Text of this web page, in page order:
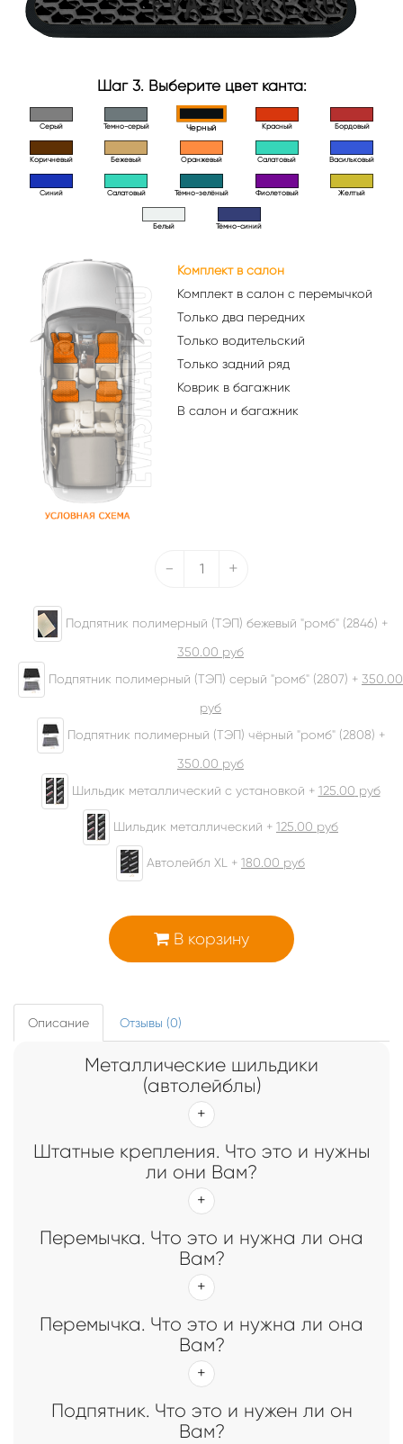
Шаг 3. Выберите цвет канта:
Серый Темно-серый Черный Красный Бордовый
Коричневый Бежевый Оранжевый Салатовый Васильковый
Синий Салатовый Тёмно-зелёный Фиолетовый Желтый
Белый Тёмно-синий
Комплект в салон
Комплект в салон с перемычкой
Только два передних
Только водительский
Только задний ряд
Коврик в багажник
В салон и багажник
- +
Подпятник полимерный (ТЭП) бежевый "ромб" (2846) +
350.00 руб
Подпятник полимерный (ТЭП) серый "ромб" (2807) + 350.00
руб
Подпятник полимерный (ТЭП) чёрный "ромб" (2808) +
350.00 руб
Шильдик металлический с установкой + 125.00 руб
Шильдик металлический + 125.00 руб
Автолейбл XL + 180.00 руб
В корзину
Описание Отзывы (0)
Металлические шильдики
(автолейблы)
Штатные крепления. Что это и нужны
ли они Вам?
Перемычка. Что это и нужна ли она
Вам?
Перемычка. Что это и нужна ли она
Вам?
Подпятник. Что это и нужен ли он
Вам?